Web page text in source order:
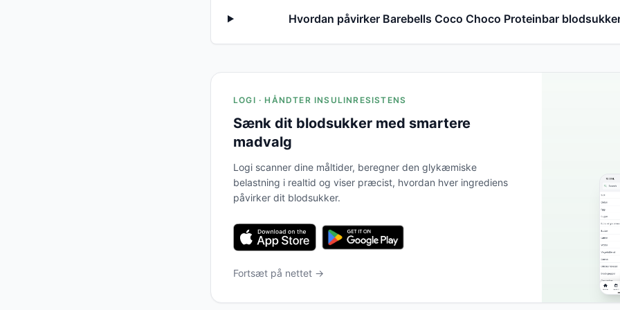
Hvordan påvirker Barebells Coco Choco Proteinbar
LOGI · HÅNDTER INSULINRESISTENS
Sænk dit blodsukker med smartere
madvalg
Logi scanner dine måltider, beregner den glykæmiske
belastning i realtid og viser præcist, hvordan hver ingrediens
påvirker dit blodsukker.
Fortsæt på nettet →